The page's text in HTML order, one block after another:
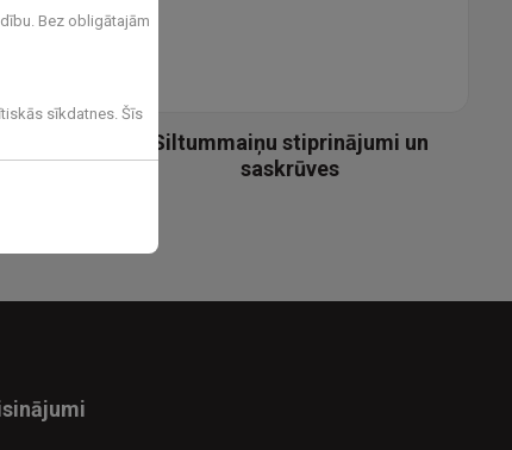
Bez obligātajām
sīkdatnes. Šīs
Siltummaiņu stiprinājumi un
saskrūves